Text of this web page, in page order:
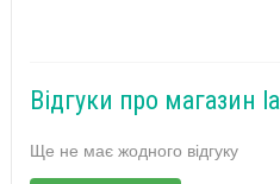
Відгуки про магазин
Ще не має жодного відгуку